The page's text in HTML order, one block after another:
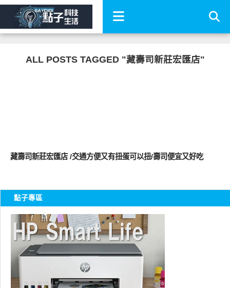
ALL POSTS TAGGED "藏壽司新莊宏匯店"
藏壽司新莊宏匯店 /交通方便又有扭蛋可以扭/壽司便宜又好吃
點子專區